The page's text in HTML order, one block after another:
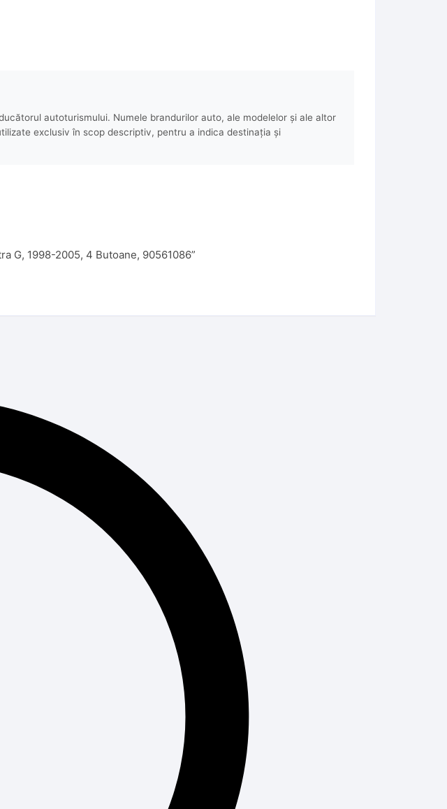
autoturismului. Numele brandurilor auto, ale modelelor și ale altor
exclusiv în scop descriptiv, pentru a indica destinația și
G, 1998-2005, 4 Butoane, 90561086”